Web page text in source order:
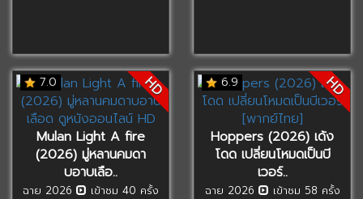
7.0 HD
Mulan Light A fire
(2026) มู่หลานคมดา
บอาบเลือ..
ฉาย 2026 เข้าชม 40 ครั้ง
6.9 HD
Hoppers (2026) เด้ง
โดด เปลี่ยนโหมดเป็นบี
เวอร์..
ฉาย 2026 เข้าชม 58 ครั้ง